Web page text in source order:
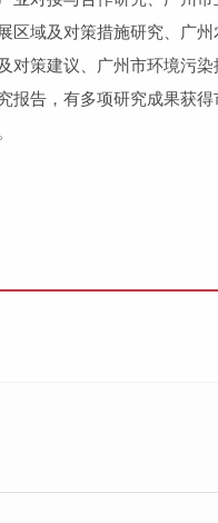
区域及对策措施研究、广州
对策建议、广州市环境污
报告，有多项研究成果获